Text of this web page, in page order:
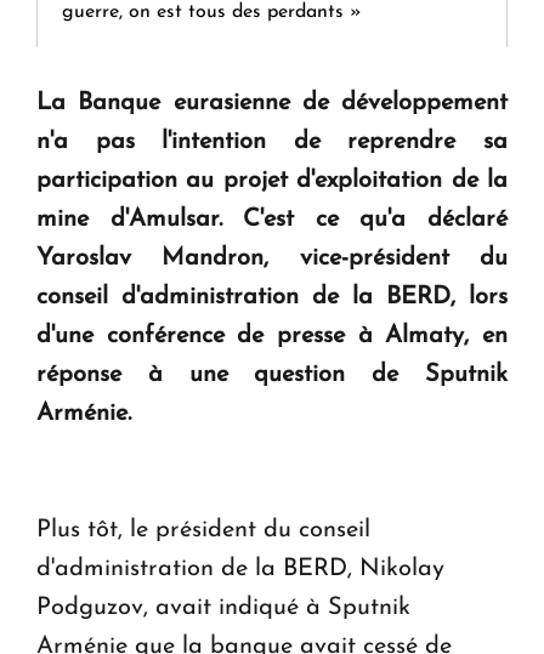
guerre, on est tous des perdants »
" Tant qu'il n'existe pas d'alternative concrète, la
KASA : 30 ans d'audace, de résilience et d'avenir
en Arménie
ouvrira ses portes à Dilijan
La Banque eurasienne de développement
n'a pas l'intention de reprendre sa
participation au projet d'exploitation de la
mine d'Amulsar. C'est ce qu'a déclaré
Yaroslav Mandron, vice-président du
conseil d'administration de la BERD, lors
d'une conférence de presse à Almaty, en
réponse à une question de Sputnik
Arménie.
Plus tôt, le président du conseil
d'administration de la BERD, Nikolay
Podguzov, avait indiqué à Sputnik
Arménie que la banque avait cessé de